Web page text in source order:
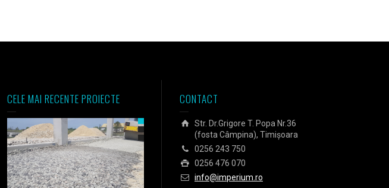
CELE MAI RECENTE PROIECTE CONTACT
Str. Dr.Grigore T. Popa Nr.36
(fosta Câmpina), Timișoara
0256 243 750
0256 476 070
info@imperium.ro